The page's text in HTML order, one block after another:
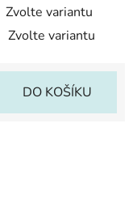
Zvolte variantu
Zvolte variantu
DO KOŠÍKU